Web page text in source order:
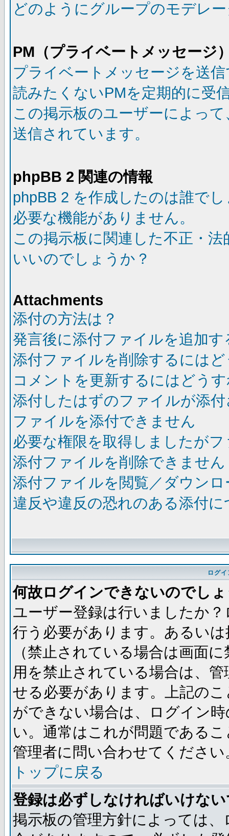
どのようにグループのモデレ
PM（プライベートメッセージ
プライベートメッセージを送
読みたくないPMを定期的に受
この掲示板のユーザーによっ
送信されています。
phpBB 2 関連の情報
phpBB 2 を作成したのは誰で
必要な機能がありません。
この掲示板に関連した不正・
いいのでしょうか？
Attachments
添付の方法は？
発言後に添付ファイルを追加
添付ファイルを削除するには
コメントを更新するにはどう
添付したはずのファイルが添
ファイルを添付できません
必要な権限を取得しましたが
添付ファイルを削除できません
添付ファイルを閲覧／ダウン
違反や違反の恐れのある添付
ログ
何故ログインできないのでし
ユーザー登録は行いましたか
行う必要があります。あるい
（禁止されている場合は画面
用を禁止されている場合は、
せる必要があります。上記の
ができない場合は、ログイン
い。通常はこれが問題である
管理者に問い合わせてください
トップに戻る
登録は必ずしなければいけな
掲示板の管理方針によっては